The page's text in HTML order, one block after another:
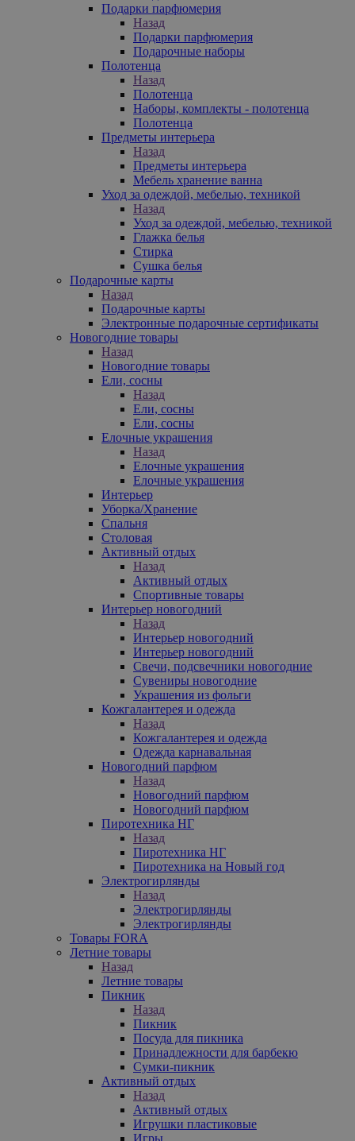
Подарки парфюмерия
Назад
Подарки парфюмерия
Подарочные наборы
Полотенца
Назад
Полотенца
Наборы, комплекты - полотенца
Полотенца
Предметы интерьера
Назад
Предметы интерьера
Мебель хранение ванна
Уход за одеждой, мебелью, техникой
Назад
Уход за одеждой, мебелью, техникой
Глажка белья
Стирка
Сушка белья
Подарочные карты
Назад
Подарочные карты
Электронные подарочные сертификаты
Новогодние товары
Назад
Новогодние товары
Ели, сосны
Назад
Ели, сосны
Ели, сосны
Елочные украшения
Назад
Елочные украшения
Елочные украшения
Интерьер
Уборка/Хранение
Спальня
Столовая
Активный отдых
Назад
Активный отдых
Спортивные товары
Интерьер новогодний
Назад
Интерьер новогодний
Интерьер новогодний
Свечи, подсвечники новогодние
Сувениры новогодние
Украшения из фольги
Кожгалантерея и одежда
Назад
Кожгалантерея и одежда
Одежда карнавальная
Новогодний парфюм
Назад
Новогодний парфюм
Новогодний парфюм
Пиротехника НГ
Назад
Пиротехника НГ
Пиротехника на Новый год
Электрогирлянды
Назад
Электрогирлянды
Электрогирлянды
Товары FORA
Летние товары
Назад
Летние товары
Пикник
Назад
Пикник
Посуда для пикника
Принадлежности для барбекю
Сумки-пикник
Активный отдых
Назад
Активный отдых
Игрушки пластиковые
Игры